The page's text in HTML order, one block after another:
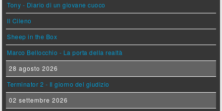
Tony - Diario di un giovane cuoco
Il Cileno
Sheep in the Box
Marco Bellocchio - La porta della realtà
28 agosto 2026
Terminator 2 - Il giorno del giudizio
02 settembre 2026